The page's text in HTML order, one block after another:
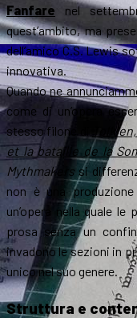
Fanfare nel
quest’ambito, ma
dell’amico C.S. Lewis
innovativa.
Quandone
come di un’opera
stesso filone di
et la bataille de la
Mythmakers si
non è una
un’opera nella quale
prosa senza un
invadono le sezioni in
unico nel suo genere.
Struttura e